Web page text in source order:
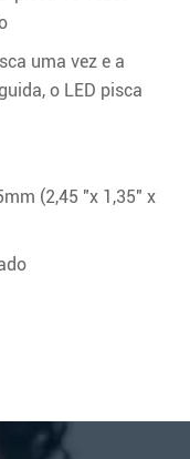
uma vez e a
o LED pisca
(2,45 "x 1,35" x